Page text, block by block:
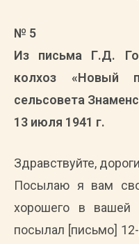
№ 5
Из письма Г.Д.
колхоз «Новый
сельсовета
13 июля 1941 г.
Здравствуйте,
Посылаю я вам
хорошего в вашей
посылал [письмо]